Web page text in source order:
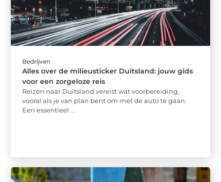
Bedrijven
Alles over de milieusticker Duitsland: jouw gids
voor een zorgeloze reis
Reizen naar Duitsland vereist wat voorbereiding,
vooral als je van plan bent om met de auto te gaan.
Een essentieel ...